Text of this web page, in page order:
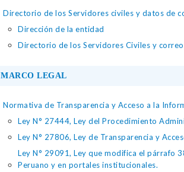
Directorio de los Servidores civiles y datos de
Dirección de la entidad
Directorio de los Servidores Civiles y
MARCO LEGAL
Normativa de Transparencia y Acceso a la
Ley N° 27444, Ley del Procedimiento
Ley N° 27806, Ley de Transparencia y
Ley N° 29091, Ley que modifica el párrafo
Peruano y en portales institucionales.